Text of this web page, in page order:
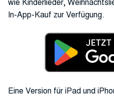
In-App-Kauf zur Verfügung.
Eine Version für iPad und